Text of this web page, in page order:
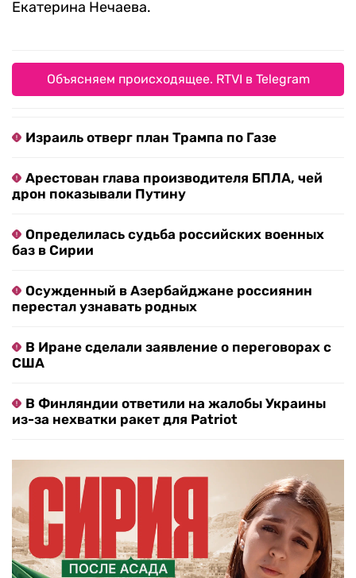
Екатерина Нечаева.
Объясняем происходящее. RTVI в Telegram
Израиль отверг план Трампа по Газе
Арестован глава производителя БПЛА, чей
дрон показывали Путину
Определилась судьба российских военных
баз в Сирии
Осужденный в Азербайджане россиянин
перестал узнавать родных
В Иране сделали заявление о переговорах с
США
В Финляндии ответили на жалобы Украины
из-за нехватки ракет для Patriot